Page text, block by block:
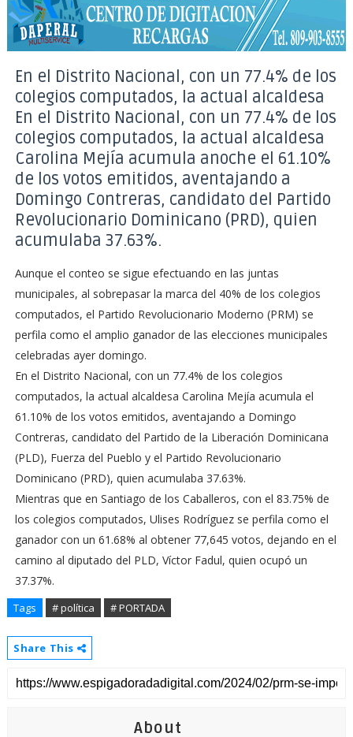
En el Distrito Nacional, con un 77.4% de los
colegios computados, la actual alcaldesa
En el Distrito Nacional, con un 77.4% de los
colegios computados, la actual alcaldesa
Carolina Mejía acumula anoche el 61.10%
de los votos emitidos, aventajando a
Domingo Contreras, candidato del Partido
Revolucionario Dominicano (PRD), quien
acumulaba 37.63%.
Aunque el conteo se sigue efectuando en las juntas
municipales, al sobrepasar la marca del 40% de los colegios
computados, el Partido Revolucionario Moderno (PRM) se
perfila como el amplio ganador de las elecciones municipales
celebradas ayer domingo.
En el Distrito Nacional, con un 77.4% de los colegios
computados, la actual alcaldesa Carolina Mejía acumula el
61.10% de los votos emitidos, aventajando a Domingo
Contreras, candidato del Partido de la Liberación Dominicana
(PLD), Fuerza del Pueblo y el Partido Revolucionario
Dominicano (PRD), quien acumulaba 37.63%.
Mientras que en Santiago de los Caballeros, con el 83.75% de
los colegios computados, Ulises Rodríguez se perfila como el
ganador con un 61.68% al obtener 77,645 votos, dejando en el
camino al diputado del PLD, Víctor Fadul, quien ocupó un
37.37%.
Tags # política # PORTADA
Share This
About